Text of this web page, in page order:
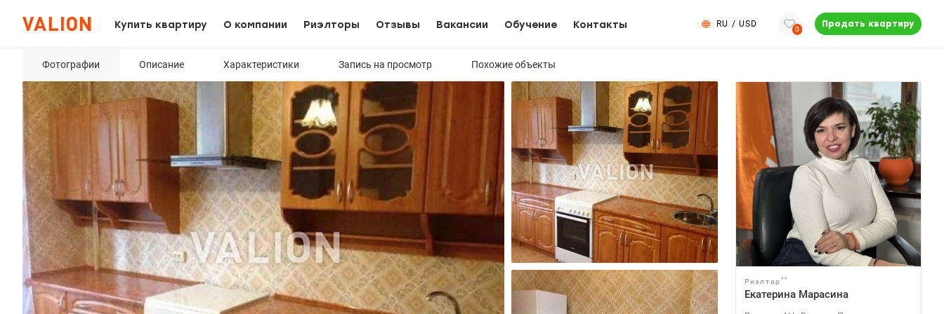
Купить квартиру О компании Риэлторы Отзывы Вакансии Обучение Контакты RU / USD
0
Продать квартиру
Фотографии Описание Характеристики Запись на просмотр Похожие объекты
Риэлтор **
Екатерина Марасина